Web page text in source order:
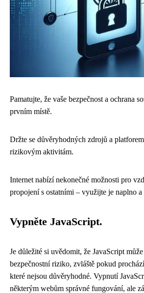
Pamatujte, že vaše bezpečnost a ochrana
prvním místě.
Držte se důvěryhodných zdrojů a
rizikovým aktivitám.
Internet nabízí nekonečné možnosti pro
propojení s ostatními – využijte je naplno a
Vypněte JavaScript.
Je důležité si uvědomit, že JavaScript
bezpečnostní riziko, zvláště pokud
které nejsou důvěryhodné. Vypnutí
některým webům správné fungování, ale